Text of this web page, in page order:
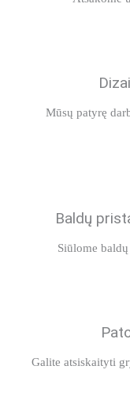
Mūsų patyrę
Baldų
Siūlome
Galite atsiskaityti